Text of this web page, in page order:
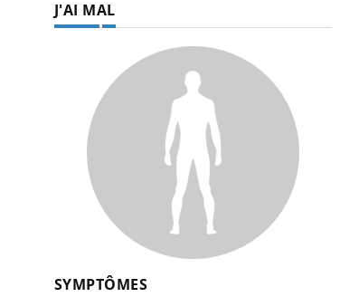
J'AI MAL
SYMPTÔMES